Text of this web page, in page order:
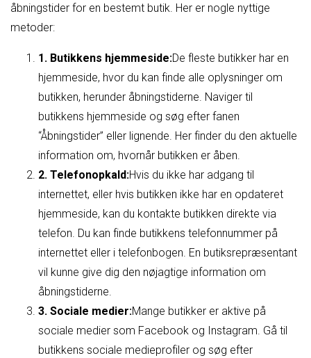
åbningstider for en bestemt butik. Her er nogle nyttige
metoder:
1. Butikkens hjemmeside:De fleste butikker har en
hjemmeside, hvor du kan finde alle oplysninger om
butikken, herunder åbningstiderne. Naviger til
butikkens hjemmeside og søg efter fanen
“Åbningstider” eller lignende. Her finder du den aktuelle
information om, hvornår butikken er åben.
2. Telefonopkald:Hvis du ikke har adgang til
internettet, eller hvis butikken ikke har en opdateret
hjemmeside, kan du kontakte butikken direkte via
telefon. Du kan finde butikkens telefonnummer på
internettet eller i telefonbogen. En butiksrepræsentant
vil kunne give dig den nøjagtige information om
åbningstiderne.
3. Sociale medier:Mange butikker er aktive på
sociale medier som Facebook og Instagram. Gå til
butikkens sociale medieprofiler og søg efter